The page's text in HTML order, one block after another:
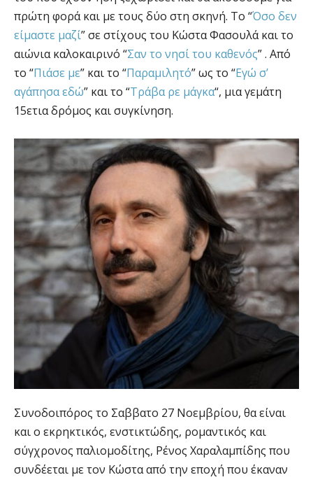
πρώτη φορά και με τους δύο στη σκηνή. Το “Όσο δεν
είμαστε μαζί” σε στίχους του Κώστα Φασουλά και το
αιώνια καλοκαιρινό “Σαν το νησί του καθενός” . Από
το “Πιάσε με” και το “Παραμιλητό” ως το “Εγώ σ’
αγάπησα εδώ” και το “Τράβα ρε μάγκα“, μια γεμάτη
15ετια δρόμος και συγκίνηση.
Συνοδοιπόρος το Σαββατο 27 Νοεμβρίου, θα είναι
και ο εκρηκτικός, ενστικτώδης, ρομαντικός και
σύγχρονος παλιομοδίτης, Ρένος Χαραλαμπίδης που
συνδέεται με τον Κώστα από την εποχή που έκαναν